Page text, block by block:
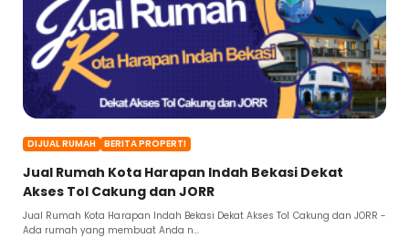
DIJUAL RUMAH BERITA PROPERTI
Jual Rumah Kota Harapan Indah Bekasi Dekat
Akses Tol Cakung dan JORR
Jual Rumah Kota Harapan Indah Bekasi Dekat Akses Tol Cakung dan JORR -
Ada rumah yang membuat Anda n...